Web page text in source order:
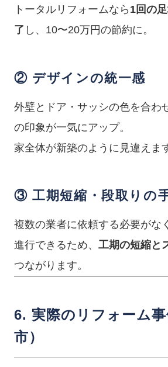
トータルリフォームなら 1回の
了 し、10〜20万円の節約に。
② デザインの統一感
外壁とドア・サッシの色を合わ
の印象が一気にアップ。
家全体が新築のように見違えま
③ 工期短縮・段取りの
複数の業者に依頼する必要がな
進行できるため、 工期の短縮と
つながります。
6. 実際のリフォーム
市）